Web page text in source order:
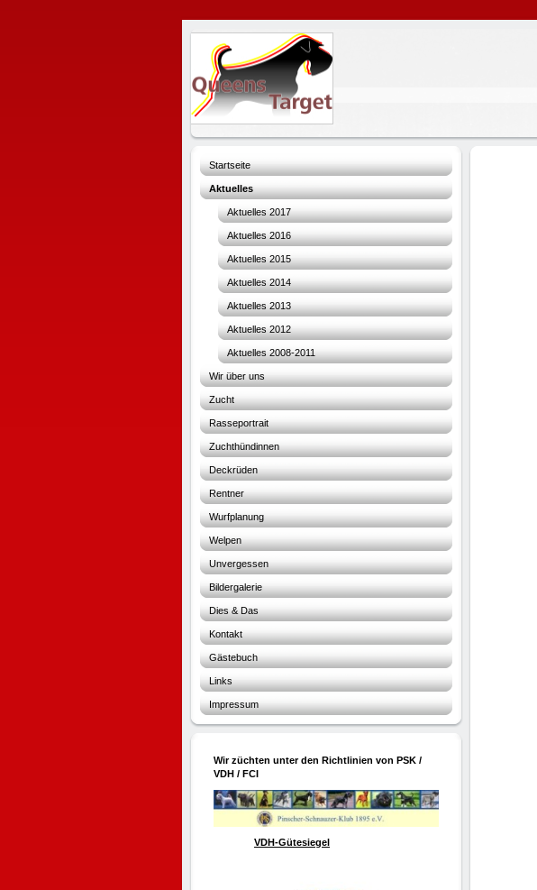
Startseite
Aktuelles
Aktuelles 2017
Aktuelles 2016
Aktuelles 2015
Aktuelles 2014
Aktuelles 2013
Aktuelles 2012
Aktuelles 2008-2011
Wir über uns
Zucht
Rasseportrait
Zuchthündinnen
Deckrüden
Rentner
Wurfplanung
Welpen
Unvergessen
Bildergalerie
Dies & Das
Kontakt
Gästebuch
Links
Impressum
Wir züchten unter den Richtlinien von PSK /
VDH / FCI
VDH-Gütesiegel